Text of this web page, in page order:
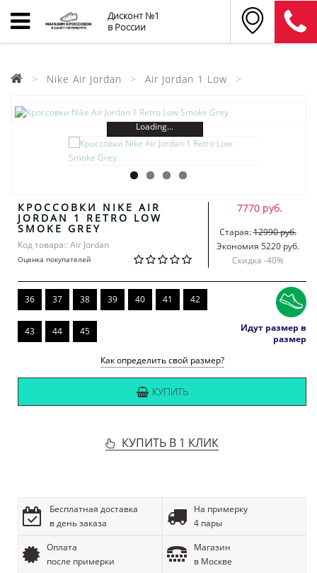
Дисконт №1
в России
Nike Air Jordan Air Jordan 1 Low
Loading...
КРОССОВКИ NIKE AIR
JORDAN 1 RETRO LOW
SMOKE GREY
Код товара:: Air Jordan
Оценка покупателей
7770 руб.
Старая:12990 руб.
Экономия 5220 руб.
Скидка -40%
36 37 38 39 40 41 42
43 44 45
Идут размер в
размер
Как определить свой размер?
КУПИТЬ
КУПИТЬ В 1 КЛИК
Бесплатная доставка
в день заказа
На примерку
4 пары
Оплата
после примерки
Магазин
в Москве